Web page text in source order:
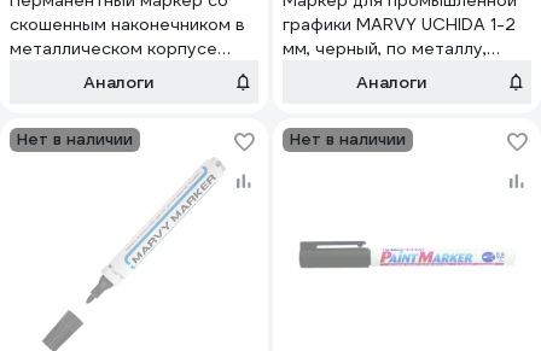
скошенным наконечником в
металлическом корпусе
MARVY UCHIDA 1-5мм
Аналоги
графики MARVY UCHIDA 1-2
мм, черный, по металлу,
бетону и камню MAR221/1
Аналоги
Нет в наличии Нет в наличии